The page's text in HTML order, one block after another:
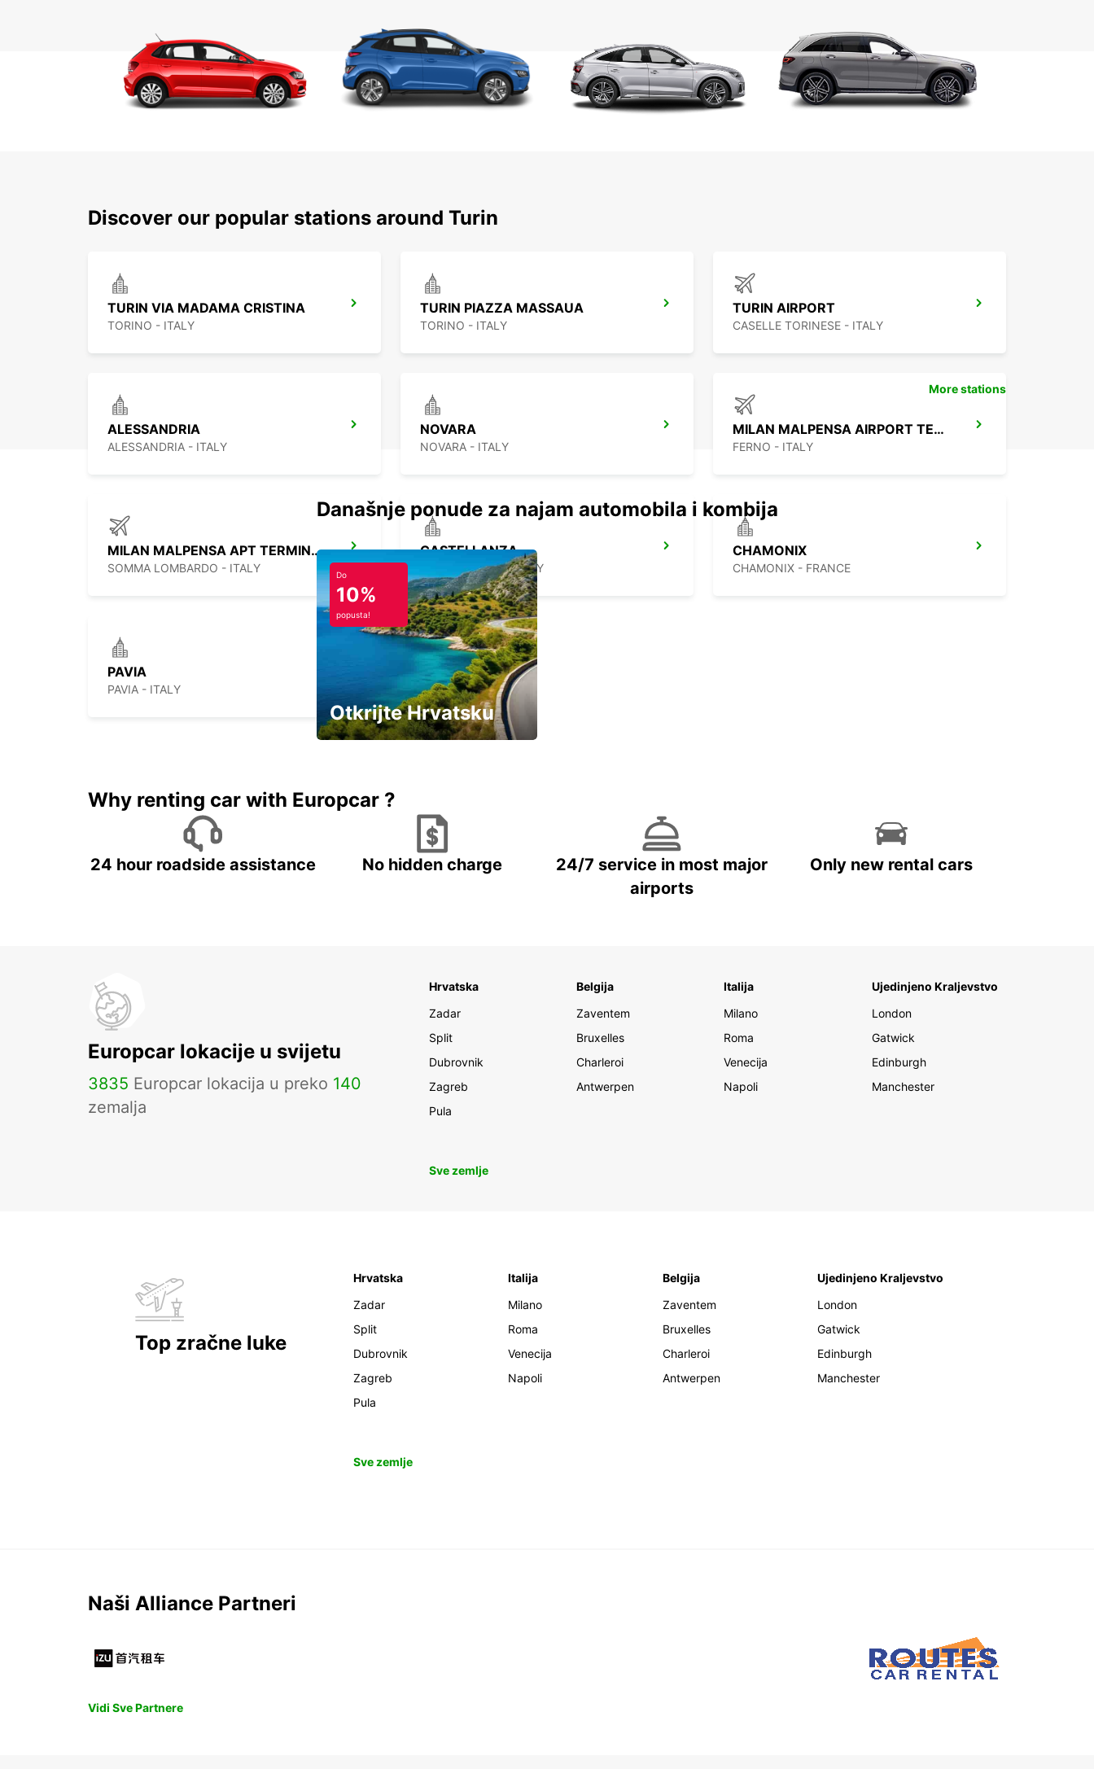
Discover our popular stations around Turin
TURIN VIA MADAMA CRISTINA
TORINO - ITALY
TURIN PIAZZA MASSAUA
TORINO - ITALY
TURIN AIRPORT
CASELLE TORINESE - ITALY
ALESSANDRIA
ALESSANDRIA - ITALY
NOVARA
NOVARA - ITALY
MILAN MALPENSA AIRPORT TERMINAL 1
FERNO - ITALY
MILAN MALPENSA APT TERMINAL 2
SOMMA LOMBARDO - ITALY
CASTELLANZA
CASTELLANZA - ITALY
CHAMONIX
CHAMONIX - FRANCE
PAVIA
PAVIA - ITALY
More stations
Današnje ponude za najam automobila i kombija
Do
10%
popusta!
Otkrijte Hrvatsku
Why renting car with Europcar ?
24 hour roadside assistance No hidden charge
24/7 service in most major
airports
Only new rental cars
Europcar lokacije u svijetu
3835 Europcar lokacija u preko 140
zemalja
Hrvatska
Zadar
Split
Dubrovnik
Zagreb
Pula
Belgija
Zaventem
Bruxelles
Charleroi
Antwerpen
Italija
Milano
Roma
Venecija
Napoli
Ujedinjeno Kraljevstvo
London
Gatwick
Edinburgh
Manchester
Sve zemlje
Top zračne luke
Hrvatska
Zadar
Split
Dubrovnik
Zagreb
Pula
Italija
Milano
Roma
Venecija
Napoli
Belgija
Zaventem
Bruxelles
Charleroi
Antwerpen
Ujedinjeno Kraljevstvo
London
Gatwick
Edinburgh
Manchester
Sve zemlje
Naši Alliance Partneri
Vidi Sve Partnere